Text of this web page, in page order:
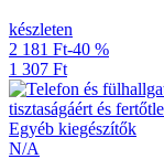
készleten
2 181 Ft-40 %
1 307 Ft
Egyéb kiegészítők
N/A